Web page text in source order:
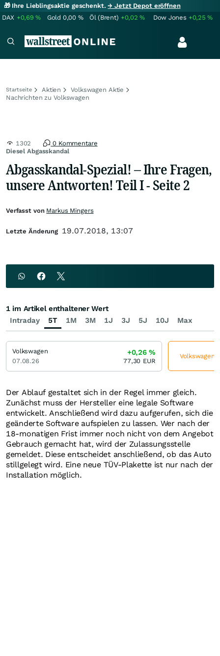
🎁 Ihre Lieblingsaktie geschenkt.→ Jetzt Depot eröffnen
DAX +0,69% Gold 0,00 % Öl (Brent) +0,02% Dow Jones +0,25%
Startseite Aktien
Volkswagen Aktie
Nachrichten zu Volkswagen
Diesel Abgasskandal
1302 0 Kommentare
Abgasskandal-Spezial! – Ihre Fragen,
unsere Antworten! Teil I - Seite 2
Der Ablauf gestaltet sich in der Regel immer gleich.
Zunächst muss der Hersteller eine legale Software
entwickelt. Anschließend wird dazu aufgerufen, sich die
geänderte Software aufspielen zu lassen. Wer nach der
18-monatigen Frist immer noch nicht von dem Angebot
Gebrauch gemacht hat, wird der Zulassungsstelle
gemeldet. Diese entscheidet anschließend, ob das Auto
stillgelegt wird. Eine neue TÜV-Plakette ist nur nach der
Installation möglich.
Verfasst von Markus Mingers
Letzte Änderung 19.07.2018, 13:07
Intraday 5T 1M 3M 1J 3J 5J 10J Max
1 im Artikel enthaltener Wert
Volkswagen
07.08.26
+0,26%
77,30 EUR
Volkswagen